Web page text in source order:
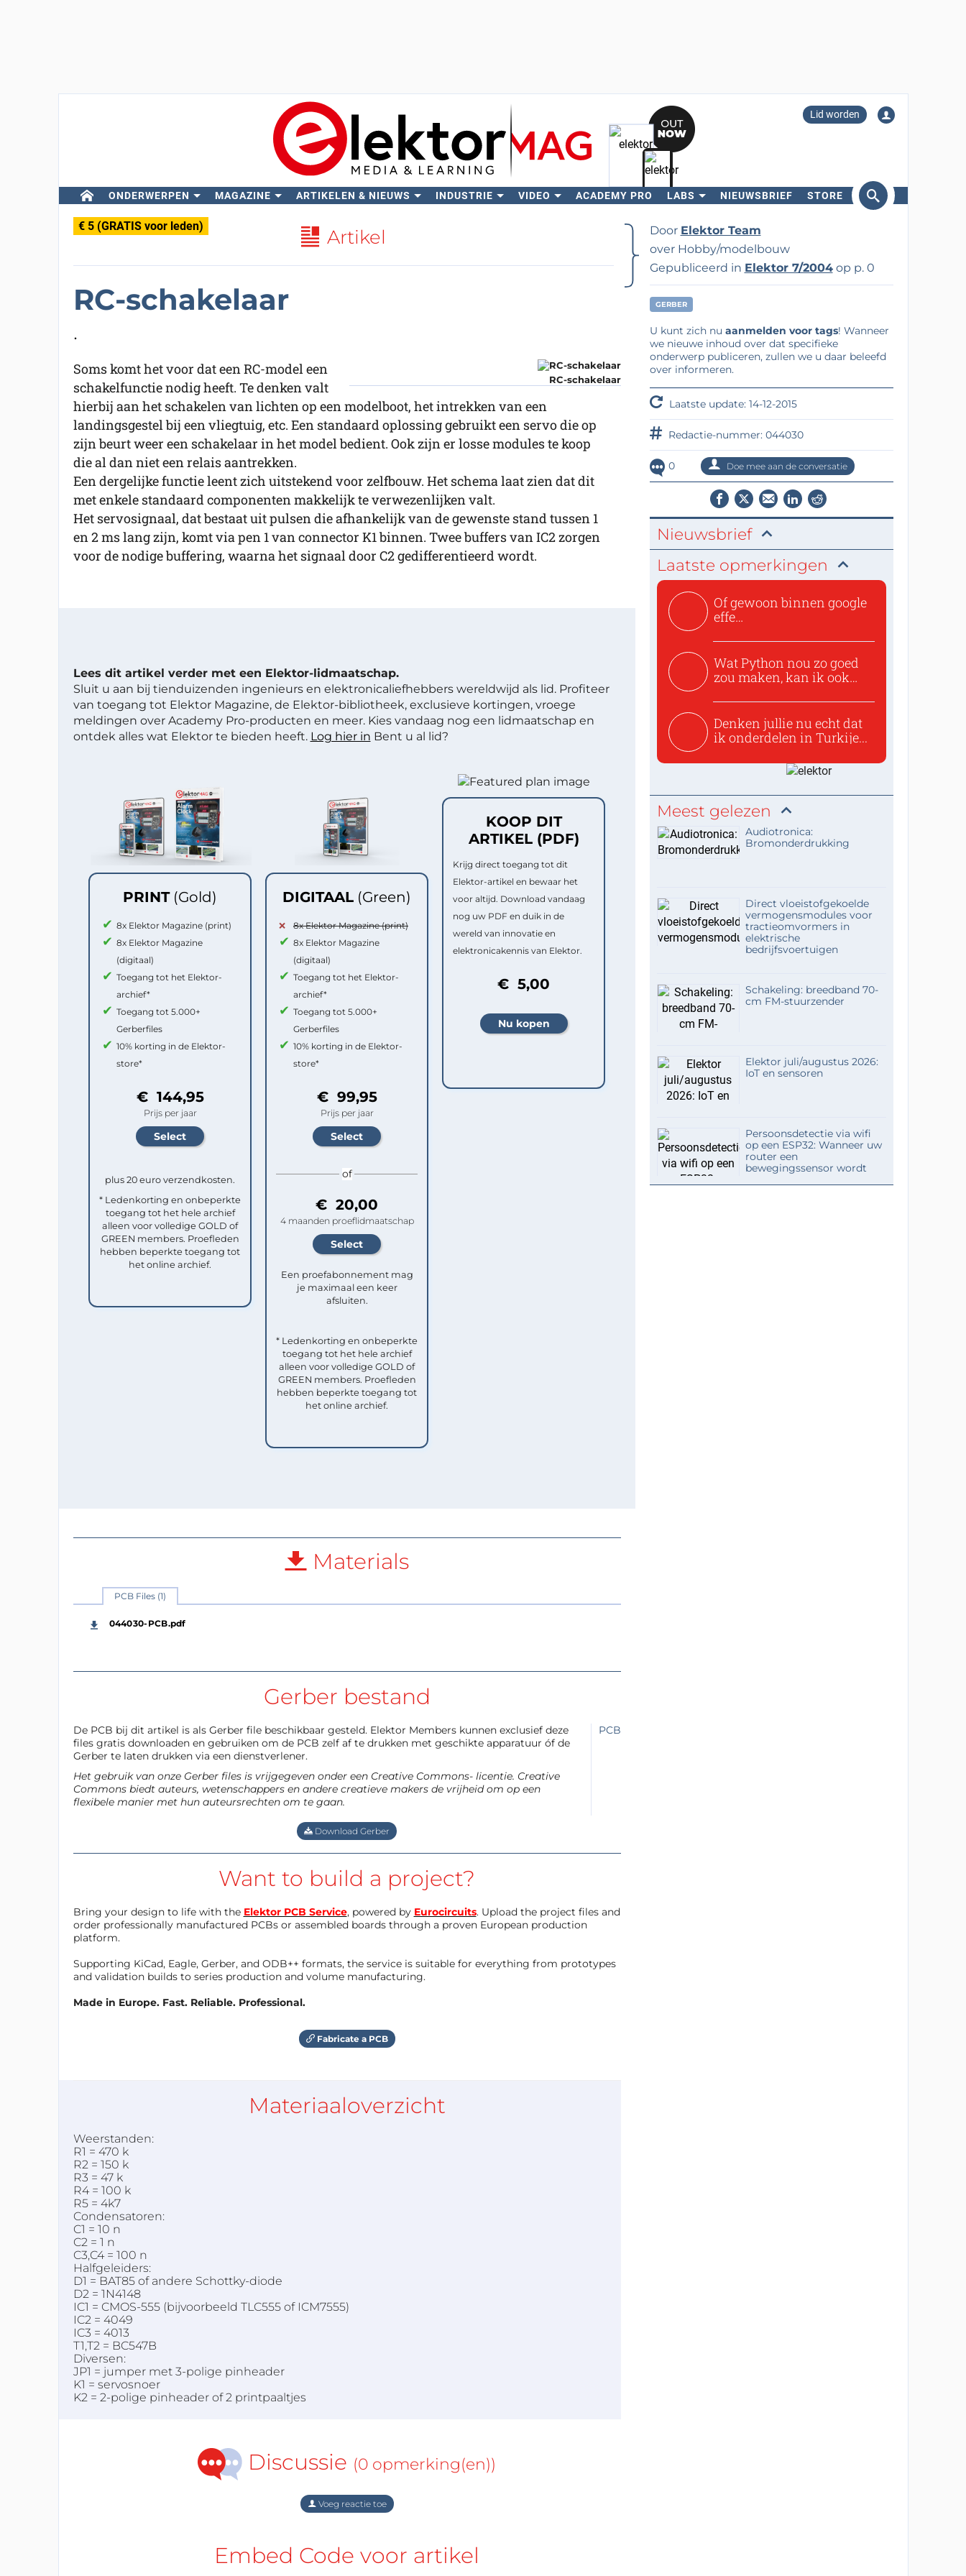
Lid worden
ONDERWERPEN MAGAZINE ARTIKELEN & NIEUWS INDUSTRIE VIDEO ACADEMY PRO LABS NIEUWSBRIEF STORE
€ 5 (GRATIS voor leden) Artikel
RC-schakelaar
.
RC-schakelaar
Soms komt het voor dat een RC-model een
schakelfunctie nodig heeft. Te denken valt
hierbij aan het schakelen van lichten op een modelboot, het intrekken van een
landingsgestel bij een vliegtuig, etc. Een standaard oplossing gebruikt een servo die op
zijn beurt weer een schakelaar in het model bedient. Ook zijn er losse modules te koop
die al dan niet een relais aantrekken.
Een dergelijke functie leent zich uitstekend voor zelfbouw. Het schema laat zien dat dit
met enkele standaard componenten makkelijk te verwezenlijken valt.
Het servosignaal, dat bestaat uit pulsen die afhankelijk van de gewenste stand tussen 1
en 2 ms lang zijn, komt via pen 1 van connector K1 binnen. Twee buffers van IC2 zorgen
voor de nodige buffering, waarna het signaal door C2 gedifferentieerd wordt.
Lees dit artikel verder met een Elektor-lidmaatschap.
Sluit u aan bij tienduizenden ingenieurs en elektronicaliefhebbers wereldwijd als lid. Profiteer
van toegang tot Elektor Magazine, de Elektor-bibliotheek, exclusieve kortingen, vroege
meldingen over Academy Pro-producten en meer. Kies vandaag nog een lidmaatschap en
ontdek alles wat Elektor te bieden heeft. Log hier in Bent u al lid?
PRINT (Gold)
8x Elektor Magazine (print)
8x Elektor Magazine
(digitaal)
Toegang tot het Elektor-
archief*
Toegang tot 5.000+
Gerberfiles
10% korting in de Elektor-
store*
€ 144,95
Prijs per jaar
plus 20 euro verzendkosten.
* Ledenkorting en onbeperkte
toegang tot het hele archief
alleen voor volledige GOLD of
GREEN members. Proefleden
hebben beperkte toegang tot
het online archief.
DIGITAAL (Green)
8x Elektor Magazine (print)
8x Elektor Magazine
(digitaal)
Toegang tot het Elektor-
archief*
Toegang tot 5.000+
Gerberfiles
10% korting in de Elektor-
store*
€ 99,95
Prijs per jaar
of
€ 20,00
4 maanden proeflidmaatschap
Een proefabonnement mag
je maximaal een keer
afsluiten.
* Ledenkorting en onbeperkte
toegang tot het hele archief
alleen voor volledige GOLD of
GREEN members. Proefleden
hebben beperkte toegang tot
het online archief.
KOOP DIT
ARTIKEL (PDF)
Krijg direct toegang tot dit
Elektor-artikel en bewaar het
voor altijd. Download vandaag
nog uw PDF en duik in de
wereld van innovatie en
elektronicakennis van Elektor.
€ 5,00
Materials
PCB Files (1)
044030-PCB.pdf
Gerber bestand
De PCB bij dit artikel is als Gerber file beschikbaar gesteld. Elektor Members kunnen exclusief deze
files gratis downloaden en gebruiken om de PCB zelf af te drukken met geschikte apparatuur óf de
Gerber te laten drukken via een dienstverlener.
Het gebruik van onze Gerber files is vrijgegeven onder een Creative Commons- licentie. Creative
Commons biedt auteurs, wetenschappers en andere creatieve makers de vrijheid om op een
flexibele manier met hun auteursrechten om te gaan.
PCB
Download Gerber
Want to build a project?
Bring your design to life with the Elektor PCB Service, powered by Eurocircuits. Upload the project files and
order professionally manufactured PCBs or assembled boards through a proven European production
platform.
Supporting KiCad, Eagle, Gerber, and ODB++ formats, the service is suitable for everything from prototypes
and validation builds to series production and volume manufacturing.
Made in Europe. Fast. Reliable. Professional.
Fabricate a PCB
Materiaaloverzicht
Weerstanden:
R1 = 470 k
R2 = 150 k
R3 = 47 k
R4 = 100 k
R5 = 4k7
Condensatoren:
C1 = 10 n
C2 = 1 n
C3,C4 = 100 n
Halfgeleiders:
D1 = BAT85 of andere Schottky-diode
D2 = 1N4148
IC1 = CMOS-555 (bijvoorbeeld TLC555 of ICM7555)
IC2 = 4049
IC3 = 4013
T1,T2 = BC547B
Diversen:
JP1 = jumper met 3-polige pinheader
K1 = servosnoer
K2 = 2-polige pinheader of 2 printpaaltjes
Discussie (0 opmerking(en))
Voeg reactie toe
Embed Code voor artikel
Door Elektor Team
over Hobby/modelbouw
Gepubliceerd in Elektor 7/2004op p. 0
GERBER
U kunt zich nu aanmelden voor tags! Wanneer
we nieuwe inhoud over dat specifieke
onderwerp publiceren, zullen we u daar beleefd
over informeren.
Laatste update: 14-12-2015
Redactie-nummer: 044030
0 Doe mee aan de conversatie
Nieuwsbrief
Laatste opmerkingen
Of gewoon binnen google
effe
Wat Python nou zo goed
zou maken, kan ik ook
Denken jullie nu echt dat
ik onderdelen in Turkije...
Meest gelezen
Audiotronica:
Bromonderdrukking
Direct vloeistofgekoelde
vermogensmodules voor
tractieomvormers in
elektrische
bedrijfsvoertuigen
Schakeling: breedband 70-
cm FM-stuurzender
Elektor juli/augustus 2026:
IoT en sensoren
Persoonsdetectie via wifi
op een ESP32: Wanneer uw
router een
bewegingssensor wordt